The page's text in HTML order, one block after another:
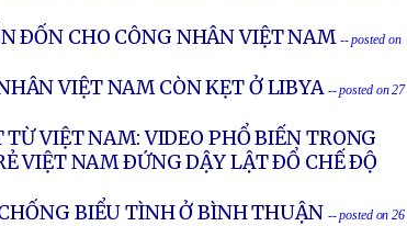
ÐỐN CHO CÔNG NHÂN VIỆT NAM -- posted on
VIỆT NAM CÒN KẸT Ở LIBYA -- posted on 27
VIỆT NAM: VIDEO PHỔ BIẾN TRONG
VIỆT NAM ÐỨNG DẬY LẬT ÐỔ CHẾ ÐỘ
BIỂU TÌNH Ở BÌNH THUẬN -- posted on 26